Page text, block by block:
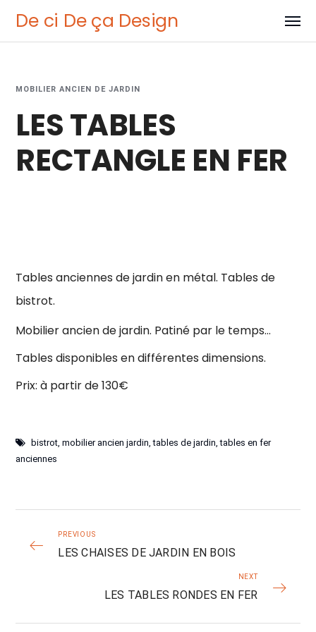
De ci De ça Design
MOBILIER ANCIEN DE JARDIN
LES TABLES
RECTANGLE EN FER
Tables anciennes de jardin en métal. Tables de
bistrot.
Mobilier ancien de jardin. Patiné par le temps…
Tables disponibles en différentes dimensions.
Prix: à partir de 130€
bistrot,mobilier ancien jardin,tables de jardin,tables en fer
anciennes
PREVIOUS
LES CHAISES DE JARDIN EN BOIS
NEXT
LES TABLES RONDES EN FER